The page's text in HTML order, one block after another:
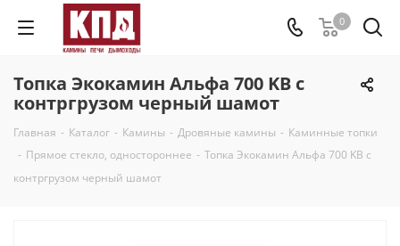
0
Топка Экокамин Альфа 700 KВ с
контргрузом черный шамот
Главная - Каталог - Камины - Дровяные камины - Каминные топки
- Прямое стекло, одностороннее - Топка Экокамин Альфа 700 KВ с
контргрузом черный шамот